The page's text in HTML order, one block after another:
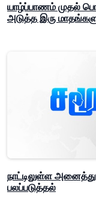
யாழ்ப்பாணம் முதல்
அடுத்த இரு
நாட்டிலுள்ள அனைத்து
பலப்படுத்தல்